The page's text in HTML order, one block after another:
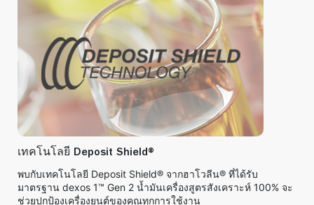
เทคโนโลยี Deposit Shield®
พบกับเทคโนโลยี Deposit Shield® จากฮาโวลีน® ที่ได้รับ
มาตรฐาน dexos 1™ Gen 2 น้ำมันเครื่องสูตรสังเคราะห์ 100% จะ
ช่วยปกป้องเครื่องยนต์ของคุณทุกการใช้งาน